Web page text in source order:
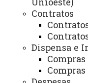
Contratos
Dispensa e
Compras
Colegiado do